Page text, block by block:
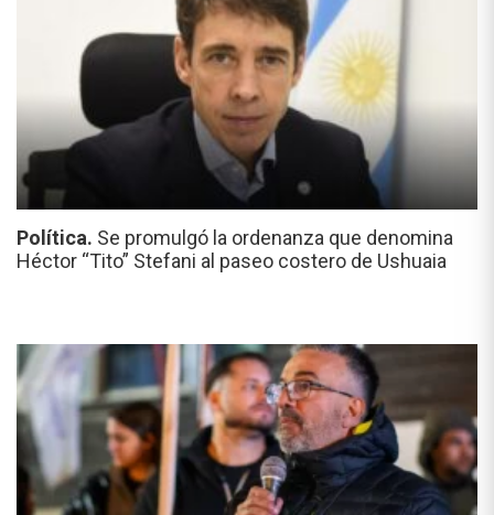
Política. Se promulgó la ordenanza que denomina
Héctor “Tito” Stefani al paseo costero de Ushuaia